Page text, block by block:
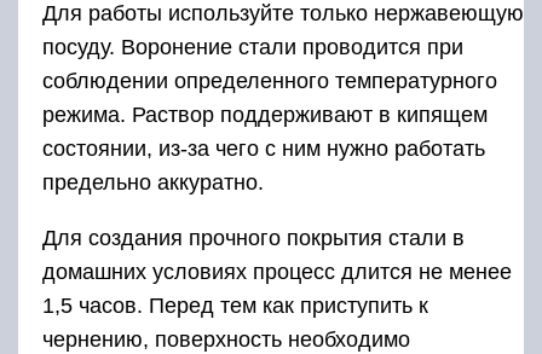
Для работы используйте только нержавеющую
посуду. Воронение стали проводится при
соблюдении определенного температурного
режима. Раствор поддерживают в кипящем
состоянии, из-за чего с ним нужно работать
предельно аккуратно.
Для создания прочного покрытия стали в
домашних условиях процесс длится не менее
1,5 часов. Перед тем как приступить к
чернению, поверхность необходимо